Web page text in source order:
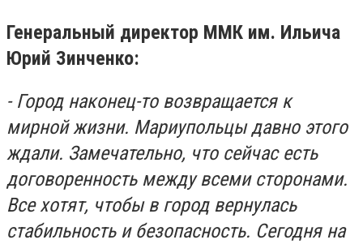
Генеральный директор ММК им. Ильича
Юрий Зинченко:
- Город наконец-то возвращается к
мирной жизни. Мариупольцы давно этого
ждали. Замечательно, что сейчас есть
договоренность между всеми сторонами.
Все хотят, чтобы в город вернулась
стабильность и безопасность. Сегодня на